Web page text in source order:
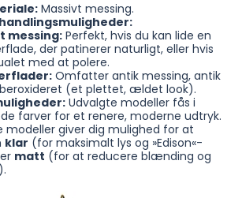
Massivt messing.
messing: Perfekt, hvis du kan lide en
der patinerer naturligt, eller hvis
med at polere.
Omfatter antik messing, antik
(et plettet, ældet look).
Udvalgte modeller fås i
farver for et renere, moderne udtryk.
modeller giver dig mulighed for at
klar (for maksimalt lys og »Edison«-
matt (for at reducere blænding og